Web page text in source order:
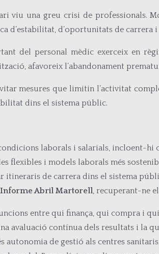
viu una greu crisi de professionals.
d’estabilitat, d’oportunitats de carrera
del personal mèdic exerceix en
afavoreix l’abandonament
mesures que limitin l’activitat
dins el sistema públic.
laborals i salarials, incloent-hi
flexibles i models laborals més
itineraris de carrera dins el sistema
Abril Martorell, recuperant-ne
entre qui finança, qui compra i
avaluació contínua dels resultats i la
autonomia de gestió als centres